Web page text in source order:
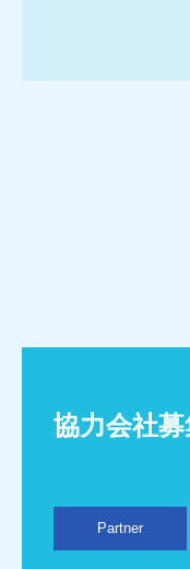
協力会社募
Partner